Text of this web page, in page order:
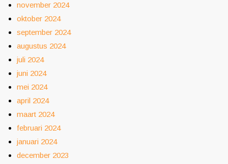
november 2024
oktober 2024
september 2024
augustus 2024
juli 2024
juni 2024
mei 2024
april 2024
maart 2024
februari 2024
januari 2024
december 2023